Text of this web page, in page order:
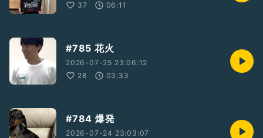
37
06:11
#785 花火
2026-07-25 23:06:12
28
03:33
#784 爆発
2026-07-24 23:03:07